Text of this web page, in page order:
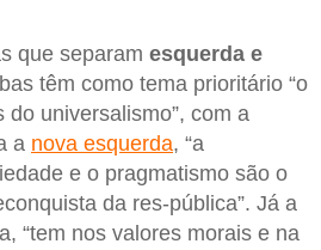
que separam esquerda e
têm como tema prioritário “o
universalismo”, com a
a nova esquerda, “a
e o pragmatismo são o
da res-pública”. Já a
“tem nos valores morais e na